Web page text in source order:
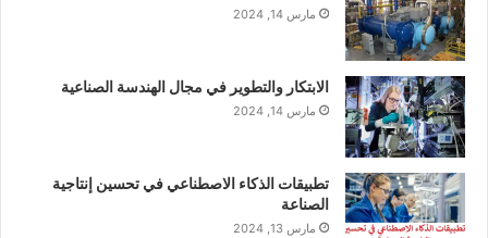
مارس 14, 2024
الابتكار والتطوير في مجال الهندسة الصناعية
مارس 14, 2024
تطبيقات الذكاء الاصطناعي في تحسين إنتاجية
الصناعة
مارس 13, 2024